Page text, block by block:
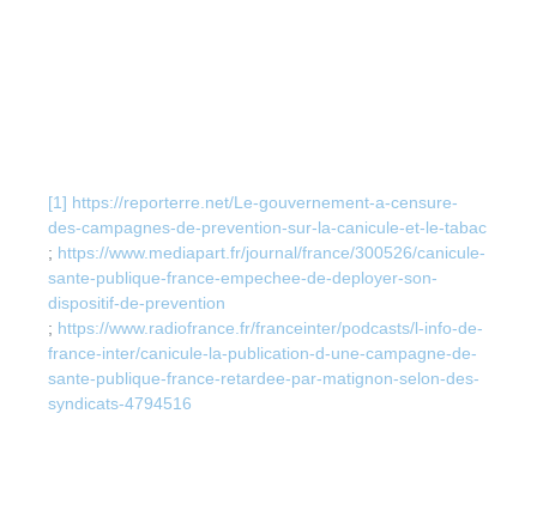
[1] https://reporterre.net/Le-gouvernement-a-censure-
des-campagnes-de-prevention-sur-la-canicule-et-le-tabac
; https://www.mediapart.fr/journal/france/300526/canicule-
sante-publique-france-empechee-de-deployer-son-
dispositif-de-prevention
; https://www.radiofrance.fr/franceinter/podcasts/l-info-de-
france-inter/canicule-la-publication-d-une-campagne-de-
sante-publique-france-retardee-par-matignon-selon-des-
syndicats-4794516